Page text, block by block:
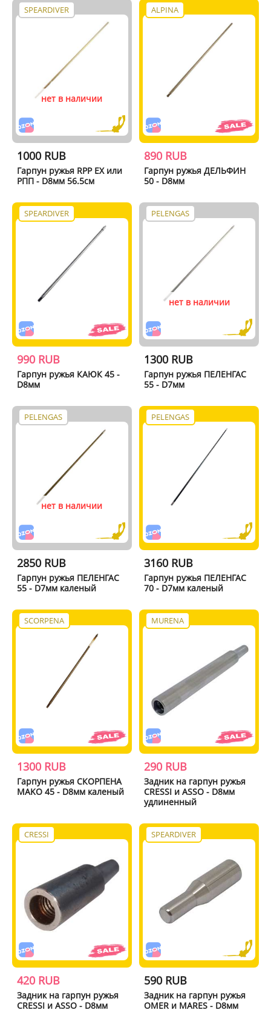
SPEARDIVER
нет в наличии
1000 RUB
Гарпун ружья RPP EX или
РПП - D8мм 56.5см
ALPINA
890 RUB
Гарпун ружья ДЕЛЬФИН
50 - D8мм
SPEARDIVER
990 RUB
Гарпун ружья КАЮК 45 -
D8мм
PELENGAS
нет в наличии
1300 RUB
Гарпун ружья ПЕЛЕНГАС
55 - D7мм
PELENGAS
нет в наличии
2850 RUB
Гарпун ружья ПЕЛЕНГАС
55 - D7мм каленый
PELENGAS
3160 RUB
Гарпун ружья ПЕЛЕНГАС
70 - D7мм каленый
SCORPENA
1300 RUB
Гарпун ружья СКОРПЕНА
MAKO 45 - D8мм каленый
MURENA
290 RUB
Задник на гарпун ружья
CRESSI и ASSO - D8мм
удлиненный
CRESSI
420 RUB
Задник на гарпун ружья
CRESSI и ASSO - D8мм
SPEARDIVER
590 RUB
Задник на гарпун ружья
OMER и MARES - D8мм